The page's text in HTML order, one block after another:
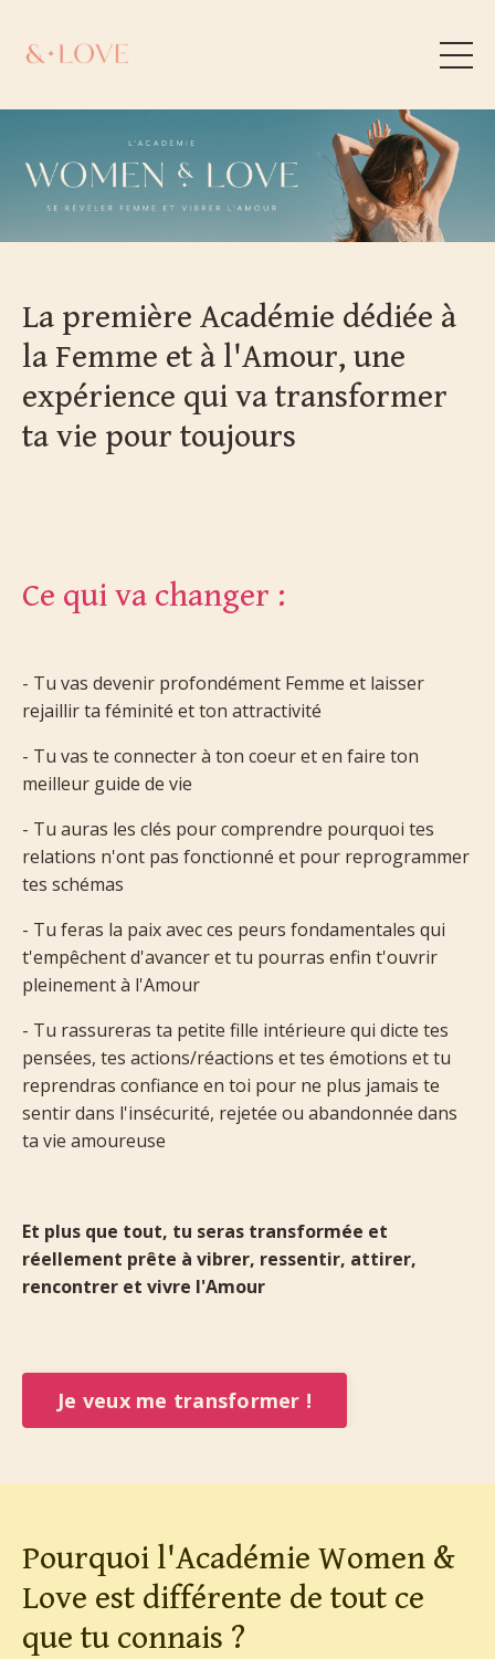
La première Académie dédiée à
la Femme et à l'Amour, une
expérience qui va transformer
ta vie pour toujours
Ce qui va changer :
- Tu vas devenir profondément Femme et laisser
rejaillir ta féminité et ton attractivité
- Tu vas te connecter à ton coeur et en faire ton
meilleur guide de vie
- Tu auras les clés pour comprendre pourquoi tes
relations n'ont pas fonctionné et pour reprogrammer
tes schémas
- Tu feras la paix avec ces peurs fondamentales qui
t'empêchent d'avancer et tu pourras enfin t'ouvrir
pleinement à l'Amour
- Tu rassureras ta petite fille intérieure qui dicte tes
pensées, tes actions/réactions et tes émotions et tu
reprendras confiance en toi pour ne plus jamais te
sentir dans l'insécurité, rejetée ou abandonnée dans
ta vie amoureuse
Et plus que tout, tu seras transformée et
réellement prête à vibrer, ressentir, attirer,
rencontrer et vivre l'Amour
Je veux me transformer !
Pourquoi l'Académie Women &
Love est différente de tout ce
que tu connais ?